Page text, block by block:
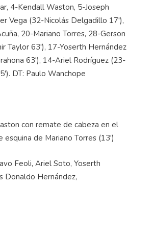
4-Kendall Waston, 5-Joseph
Vega (32-Nicolás Delgadillo 17'),
20-Mariano Torres, 28-Gerson
Taylor 63'), 17-Yoserth Hernández
63'), 14-Ariel Rodríguez (23-
DT: Paulo Wanchope
con remate de cabeza en el
esquina de Mariano Torres (13')
Feoli, Ariel Soto, Yoserth
Donaldo Hernández,